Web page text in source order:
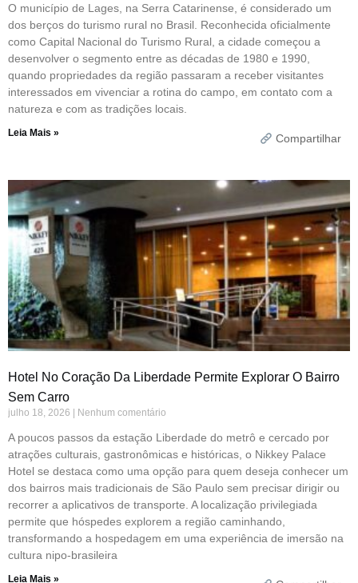
O município de Lages, na Serra Catarinense, é considerado um
dos berços do turismo rural no Brasil. Reconhecida oficialmente
como Capital Nacional do Turismo Rural, a cidade começou a
desenvolver o segmento entre as décadas de 1980 e 1990,
quando propriedades da região passaram a receber visitantes
interessados em vivenciar a rotina do campo, em contato com a
natureza e com as tradições locais.
Leia Mais » Compartilhar
Hotel No Coração Da Liberdade Permite Explorar O Bairro
Sem Carro
julho 18, 2026 Nenhum comentário
A poucos passos da estação Liberdade do metrô e cercado por
atrações culturais, gastronômicas e históricas, o Nikkey Palace
Hotel se destaca como uma opção para quem deseja conhecer um
dos bairros mais tradicionais de São Paulo sem precisar dirigir ou
recorrer a aplicativos de transporte. A localização privilegiada
permite que hóspedes explorem a região caminhando,
transformando a hospedagem em uma experiência de imersão na
cultura nipo-brasileira
Leia Mais »